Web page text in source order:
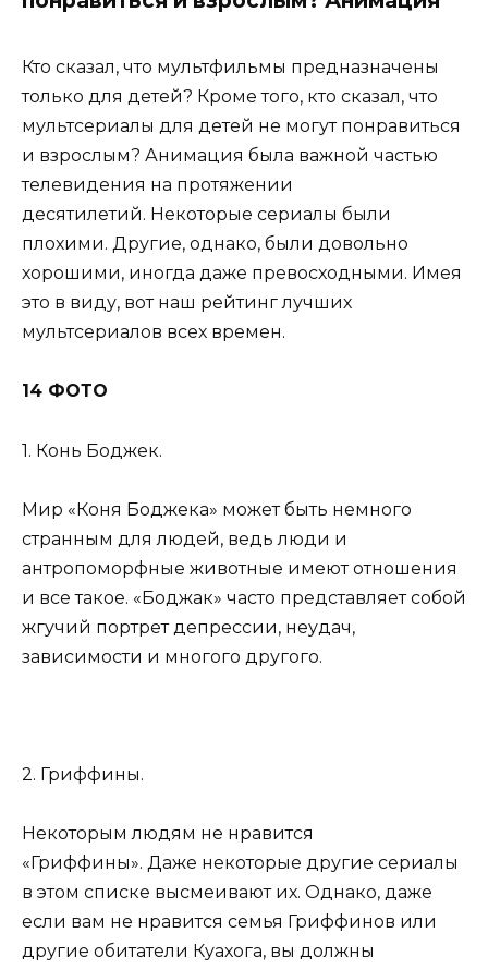
Кто сказал, что мультфильмы предназначены
только для детей? Кроме того, кто сказал, что
мультсериалы для детей не могут понравиться
и взрослым? Анимация была важной частью
телевидения на протяжении
десятилетий. Некоторые сериалы были
плохими. Другие, однако, были довольно
хорошими, иногда даже превосходными. Имея
это в виду, вот наш рейтинг лучших
мультсериалов всех времен.
14 ФОТО
1. Конь Боджек.
Мир «Коня Боджека» может быть немного
странным для людей, ведь люди и
антропоморфные животные имеют отношения
и все такое. «Боджак» часто представляет собой
жгучий портрет депрессии, неудач,
зависимости и многого другого.
2. Гриффины.
Некоторым людям не нравится
«Гриффины». Даже некоторые другие сериалы
в этом списке высмеивают их. Однако, даже
если вам не нравится семья Гриффинов или
другие обитатели Куахога, вы должны